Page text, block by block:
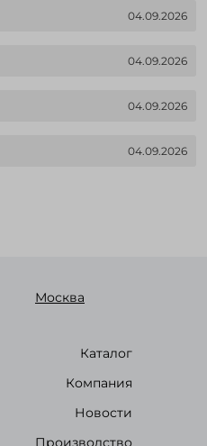
04.09.2026
04.09.2026
04.09.2026
04.09.2026
Москва
Каталог
Компания
Новости
Производство